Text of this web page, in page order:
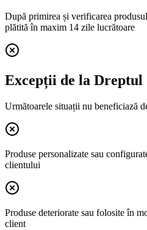
După primirea și verificarea
plătită în maxim 14 zile lucrătoare
Excepții de la Dreptul
Următoarele situații nu beneficiază
Produse personalizate sau
clientului
Produse deteriorate sau folosite în
client